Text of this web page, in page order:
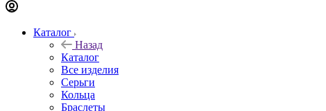
Каталог
Назад
Каталог
Все изделия
Серьги
Кольца
Браслеты